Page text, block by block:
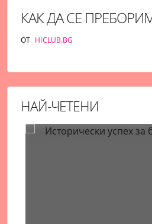
КАК ДА СЕ
ОТ HICLUB.BG
НАЙ-ЧЕТЕНИ